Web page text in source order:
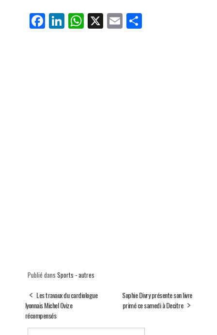
Fa
ce
Li
nk
W
ha
X E
m
Pa
Publié dans Sports - autres
Les travaux du cardiologue
lyonnais Michel Ovize
récompensés
Sophie Divry présente son livre
primé ce samedi à Decitre